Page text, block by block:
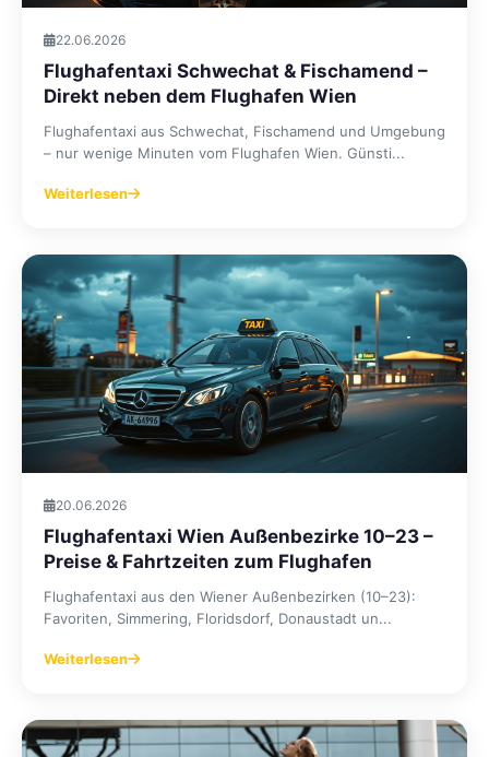
22.06.2026
Flughafentaxi Schwechat & Fischamend –
Direkt neben dem Flughafen Wien
Flughafentaxi aus Schwechat, Fischamend und Umgebung
– nur wenige Minuten vom Flughafen Wien. Günsti...
Weiterlesen
20.06.2026
Flughafentaxi Wien Außenbezirke 10–23 –
Preise & Fahrtzeiten zum Flughafen
Flughafentaxi aus den Wiener Außenbezirken (10–23):
Favoriten, Simmering, Floridsdorf, Donaustadt un...
Weiterlesen